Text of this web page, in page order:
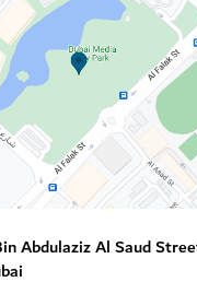
Abdulaziz Al Saud